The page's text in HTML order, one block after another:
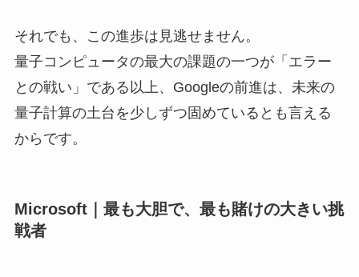
それでも、この進歩は見逃せません。
量子コンピュータの最大の課題の一つが「エラー
との戦い」である以上、Googleの前進は、未来の
量子計算の土台を少しずつ固めているとも言える
からです。
Microsoft｜最も大胆で、最も賭けの大きい挑
戦者